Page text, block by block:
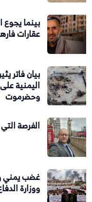
بينما
عقارات
بيان فاتر
اليمنية
وحضرموت
الفرصة
غضب يمني
ووزارة